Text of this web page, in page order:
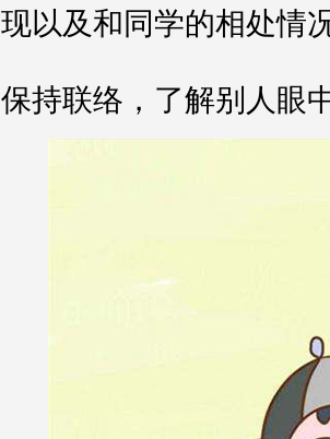
现以及和同学的相处情
保持联络，了解别人眼